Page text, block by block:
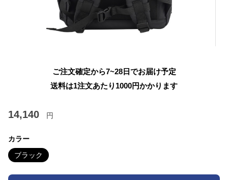
ご注文確定から7~28日でお届け予定
送料は1注文あたり 1000円かかります
14,140 円
カラー
ブラック